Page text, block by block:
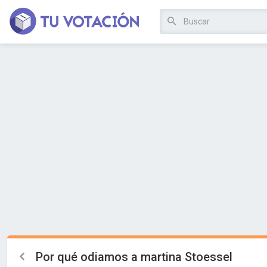
Por qué odiamos a martina Stoessel